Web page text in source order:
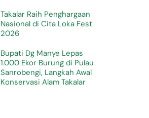
Takalar Raih Penghargaan
Nasional di Cita Loka Fest
2026
Bupati Dg Manye Lepas
1.000 Ekor Burung di Pulau
Sanrobengi, Langkah Awal
Konservasi Alam Takalar